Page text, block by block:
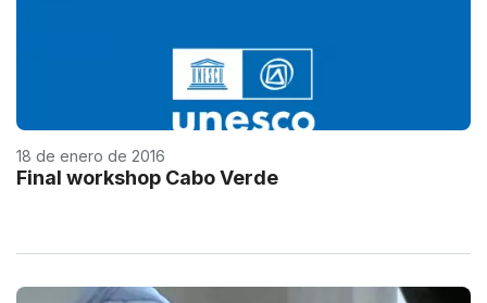
18 de enero de 2016
Final workshop Cabo Verde